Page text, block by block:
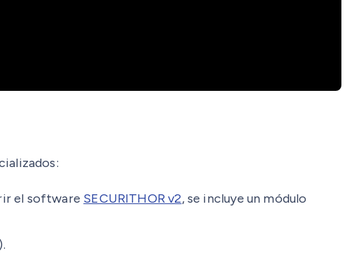
el software SECURITHOR v2, se incluye un módulo